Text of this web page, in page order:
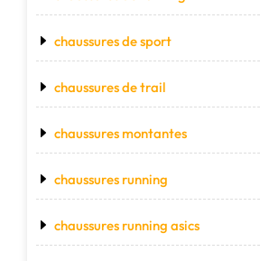
chaussures de sport
chaussures de trail
chaussures montantes
chaussures running
chaussures running asics